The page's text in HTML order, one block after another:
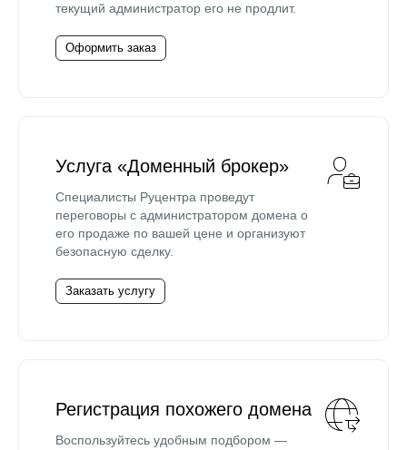
текущий администратор его не продлит.
Оформить заказ
Услуга «Доменный брокер»
Специалисты Руцентра проведут
переговоры с администратором домена о
его продаже по вашей цене и организуют
безопасную сделку.
Заказать услугу
Регистрация похожего домена
Воспользуйтесь удобным подбором —